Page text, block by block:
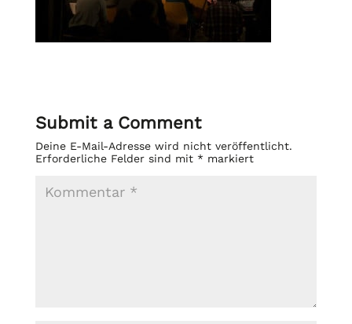
Submit a Comment
Deine E-Mail-Adresse wird nicht veröffentlicht.
Erforderliche Felder sind mit *markiert